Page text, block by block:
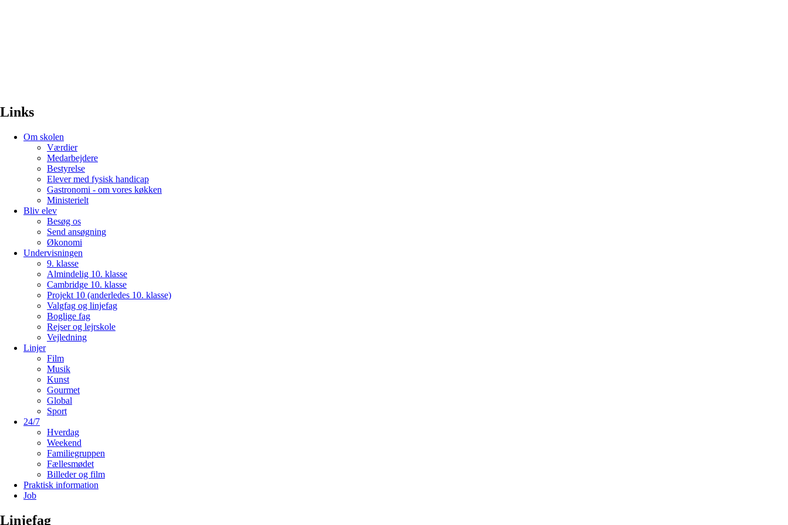
Links
Om skolen
Værdier
Medarbejdere
Bestyrelse
Elever med fysisk handicap
Gastronomi - om vores køkken
Ministerielt
Bliv elev
Besøg os
Send ansøgning
Økonomi
Undervisningen
9. klasse
Almindelig 10. klasse
Cambridge 10. klasse
Projekt 10 (anderledes 10. klasse)
Valgfag og linjefag
Boglige fag
Rejser og lejrskole
Vejledning
Linjer
Film
Musik
Kunst
Gourmet
Global
Sport
24/7
Hverdag
Weekend
Familiegruppen
Fællesmødet
Billeder og film
Praktisk information
Job
Linjefag